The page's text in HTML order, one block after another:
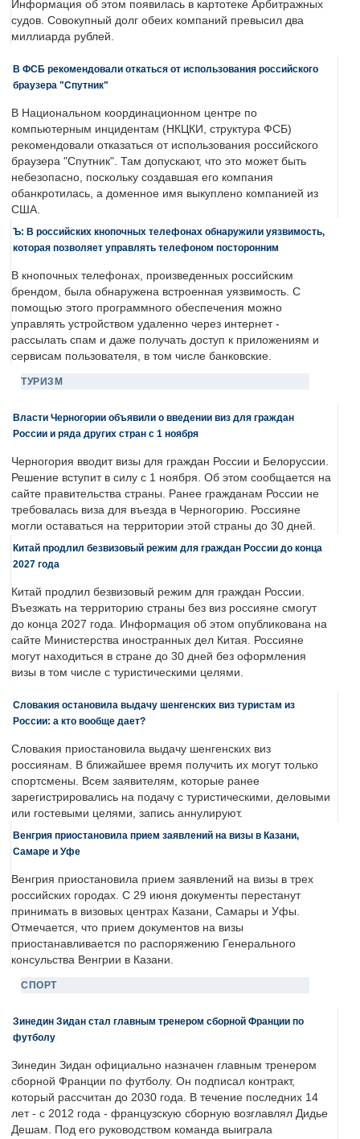
Информация об этом появилась в картотеке Арбитражных
судов. Совокупный долг обеих компаний превысил два
миллиарда рублей.
В ФСБ рекомендовали откаться от использования российского
браузера "Спутник"
В Национальном координационном центре по
компьютерным инцидентам (НКЦКИ, структура ФСБ)
рекомендовали отказаться от использования российского
браузера "Спутник". Там допускают, что это может быть
небезопасно, поскольку создавшая его компания
обанкротилась, а доменное имя выкуплено компанией из
США.
Ъ: В российских кнопочных телефонах обнаружили уязвимость,
которая позволяет управлять телефоном посторонним
В кнопочных телефонах, произведенных российским
брендом, была обнаружена встроенная уязвимость. С
помощью этого программного обеспечения можно
управлять устройством удаленно через интернет -
рассылать спам и даже получать доступ к приложениям и
сервисам пользователя, в том числе банковские.
ТУРИЗМ
Власти Черногории объявили о введении виз для граждан
России и ряда других стран с 1 ноября
Черногория вводит визы для граждан России и Белоруссии.
Решение вступит в силу с 1 ноября. Об этом сообщается на
сайте правительства страны. Ранее гражданам России не
требовалась виза для въезда в Черногорию. Россияне
могли оставаться на территории этой страны до 30 дней.
Китай продлил безвизовый режим для граждан России до конца
2027 года
Китай продлил безвизовый режим для граждан России.
Въезжать на территорию страны без виз россияне смогут
до конца 2027 года. Информация об этом опубликована на
сайте Министерства иностранных дел Китая. Россияне
могут находиться в стране до 30 дней без оформления
визы в том числе с туристическими целями.
Словакия остановила выдачу шенгенских виз туристам из
России: а кто вообще дает?
Словакия приостановила выдачу шенгенских виз
россиянам. В ближайшее время получить их могут только
спортсмены. Всем заявителям, которые ранее
зарегистрировались на подачу с туристическими, деловыми
или гостевыми целями, запись аннулируют.
Венгрия приостановила прием заявлений на визы в Казани,
Самаре и Уфе
Венгрия приостановила прием заявлений на визы в трех
российских городах. С 29 июня документы перестанут
принимать в визовых центрах Казани, Самары и Уфы.
Отмечается, что прием документов на визы
приостанавливается по распоряжению Генерального
консульства Венгрии в Казани.
СПОРТ
Зинедин Зидан стал главным тренером сборной Франции по
футболу
Зинедин Зидан официально назначен главным тренером
сборной Франции по футболу. Он подписал контракт,
который рассчитан до 2030 года. В течение последних 14
лет - с 2012 года - французскую сборную возглавлял Дидье
Дешам. Под его руководством команда выиграла